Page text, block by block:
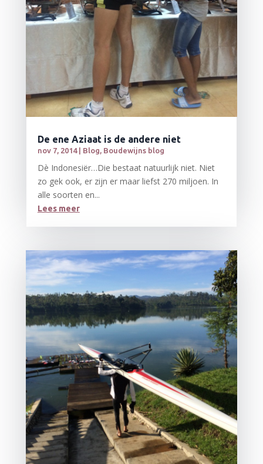
De ene Aziaat is de andere niet
nov 7, 2014| Blog, Boudewijns blog
Dè Indonesiër…Die bestaat natuurlijk niet. Niet
zo gek ook, er zijn er maar liefst 270 miljoen. In
alle soorten en...
Lees meer